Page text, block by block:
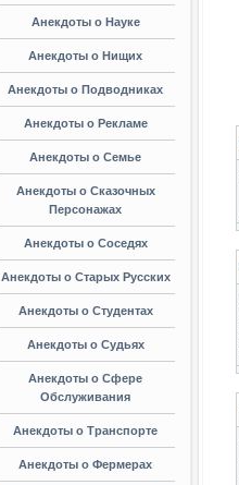
Анекдоты о Науке
Анекдоты о Нищих
Анекдоты о Подводниках
Анекдоты о Рекламе
Анекдоты о Семье
Анекдоты о Сказочных
Персонажах
Анекдоты о Соседях
Анекдоты о Старых Русских
Анекдоты о Студентах
Анекдоты о Судьях
Анекдоты о Сфере
Обслуживания
Анекдоты о Транспорте
Анекдоты о Фермерах